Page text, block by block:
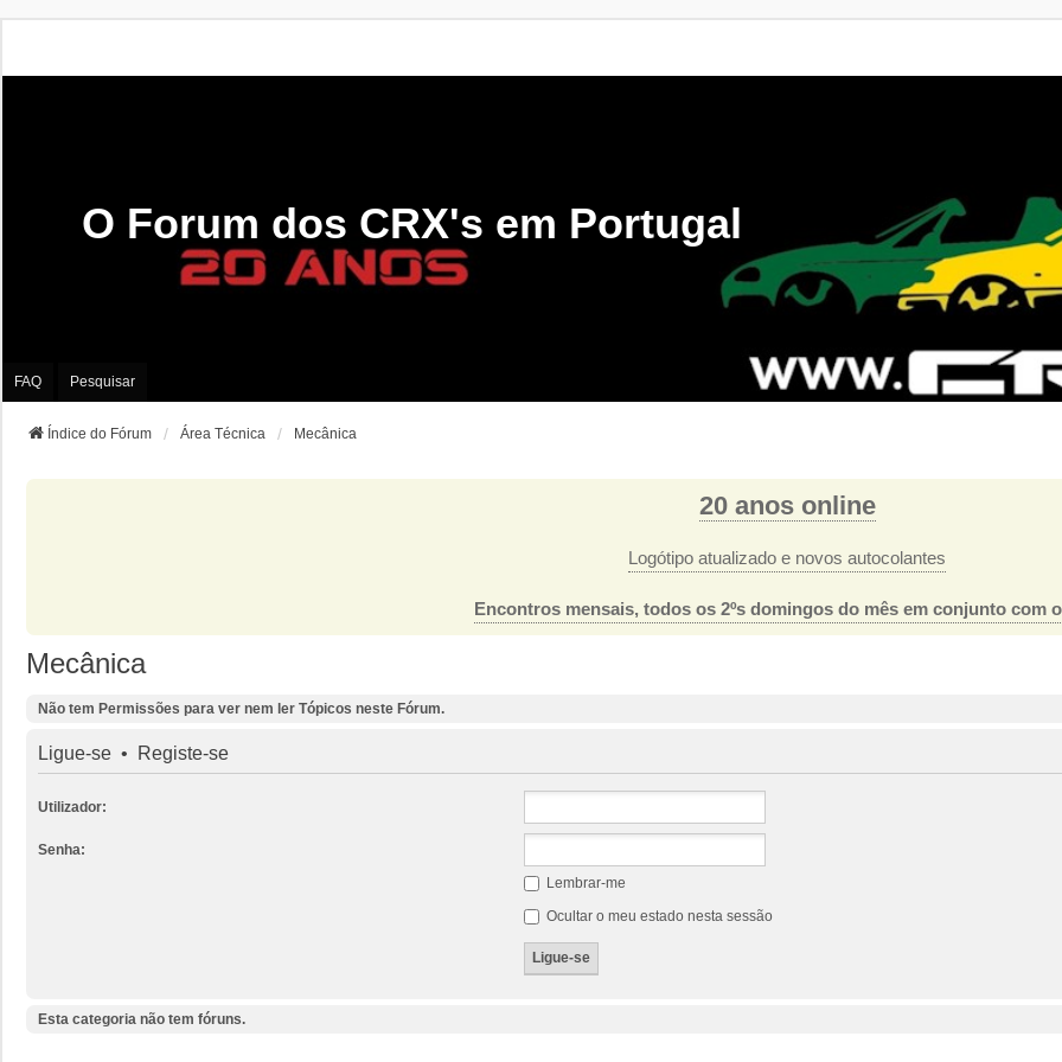
O Forum dos CRX's em Portugal
FAQ Pesquisar
Índice do Fórum Área Técnica Mecânica
20 anos online
Logótipo atualizado e novos autocolantes
Encontros mensais, todos os 2ºs domingos do mês em conjunto com
Mecânica
Não tem Permissões para ver nem ler Tópicos neste Fórum.
Ligue-se • Registe-se
Utilizador:
Senha:
Lembrar-me
Ocultar o meu estado nesta sessão
Esta categoria não tem fóruns.